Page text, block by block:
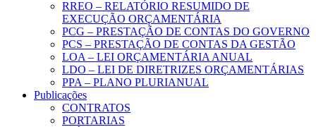
RREO – RELATÓRIO RESUMIDO DE
EXECUÇÃO ORÇAMENTÁRIA
PCG – PRESTAÇÃO DE CONTAS DO GOVERNO
PCS – PRESTAÇÃO DE CONTAS DA GESTÃO
LOA – LEI ORÇAMENTÁRIA ANUAL
LDO – LEI DE DIRETRIZES ORÇAMENTÁRIAS
PPA – PLANO PLURIANUAL
Publicações
CONTRATOS
PORTARIAS